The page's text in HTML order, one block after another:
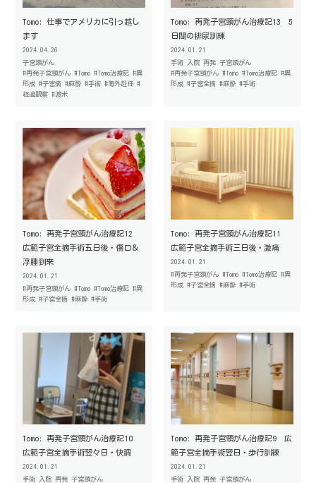
2024.04.26
Tomo: 仕事でアメリカに引っ越し
ます
子宮頸がん
#再発子宮頸がん #Tomo #Tomo治療記 #異
形成 #子宮摘 #麻酔 #手術 #海外赴任 #
経過観察 #渡米
2024.01.21
Tomo: 再発子宮頸がん治療記13 5
日間の排尿訓練
手術 入院 再発 子宮頸がん
#再発子宮頸がん #Tomo #Tomo治療記 #異
形成 #子宮全摘 #麻酔 #手術
2024.01.21
Tomo: 再発子宮頸がん治療記12
広範子宮全摘手術五日後・傷口＆
浮腫到来
#再発子宮頸がん #Tomo #Tomo治療記 #異
形成 #子宮全摘 #麻酔 #手術
2024.01.21
Tomo: 再発子宮頸がん治療記11
広範子宮全摘手術三日後・激痛
#再発子宮頸がん #Tomo #Tomo治療記 #異
形成 #子宮全摘 #麻酔 #手術
2024.01.21
Tomo: 再発子宮頸がん治療記10
広範子宮全摘手術翌々日・快調
手術 入院 再発 子宮頸がん
2024.01.21
Tomo: 再発子宮頸がん治療記9 広
範子宮全摘手術翌日・歩行訓練
手術 入院 再発 子宮頸がん